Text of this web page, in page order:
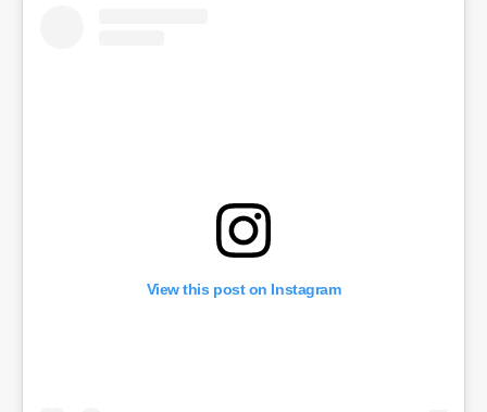
View this post on Instagram